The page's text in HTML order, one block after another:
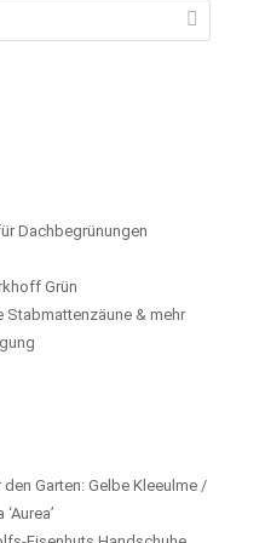
Dachbegrünungen
Grün
Stabmattenzäune & mehr
Garten: Gelbe Kleeulme /